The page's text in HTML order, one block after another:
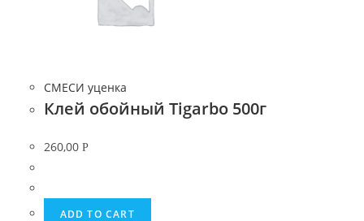
СМЕСИ уценка
Клей обойный Tigarbo 500г
260,00 Р
ADD TO CART